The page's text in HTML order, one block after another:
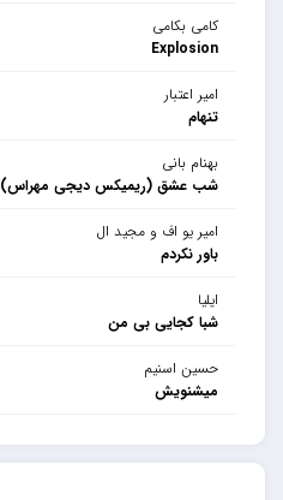
کامی بکامی
Explosion
امیر اعتبار
تنهام
بهنام بانی
شب عشق (ریمیکس دیجی مهراس)
امیر یو اف و مجید ال
باور نکردم
ایلیا
شبا کجایی بی من
حسین اسنیم
میشنویش